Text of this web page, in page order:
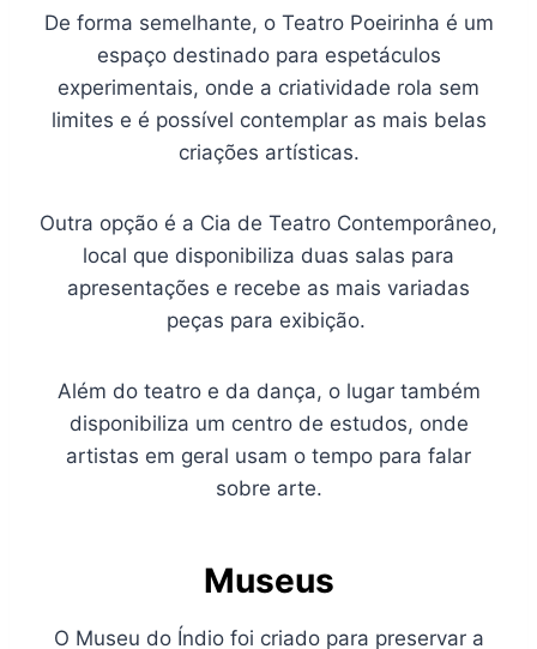
De forma semelhante, o Teatro Poeirinha é um
espaço destinado para espetáculos
experimentais, onde a criatividade rola sem
limites e é possível contemplar as mais belas
criações artísticas.
Outra opção é a Cia de Teatro Contemporâneo,
local que disponibiliza duas salas para
apresentações e recebe as mais variadas
peças para exibição.
Além do teatro e da dança, o lugar também
disponibiliza um centro de estudos, onde
artistas em geral usam o tempo para falar
sobre arte.
Museus
O Museu do Índio foi criado para preservar a